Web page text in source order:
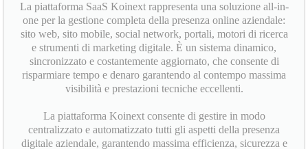
La piattaforma SaaS Koinext rappresenta una soluzione all-in-
one per la gestione completa della presenza online aziendale:
sito web, sito mobile, social network, portali, motori di ricerca
e strumenti di marketing digitale. È un sistema dinamico,
sincronizzato e costantemente aggiornato, che consente di
risparmiare tempo e denaro garantendo al contempo massima
visibilità e prestazioni tecniche eccellenti.
La piattaforma Koinext consente di gestire in modo
centralizzato e automatizzato tutti gli aspetti della presenza
digitale aziendale, garantendo massima efficienza, sicurezza e